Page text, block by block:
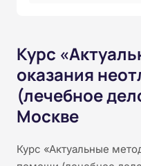
Курс
оказания
(лечебное
Москве
Курс «Актуальные